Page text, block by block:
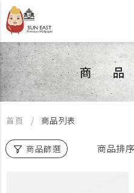
商
首頁 商品列表
商品篩選 商品排序